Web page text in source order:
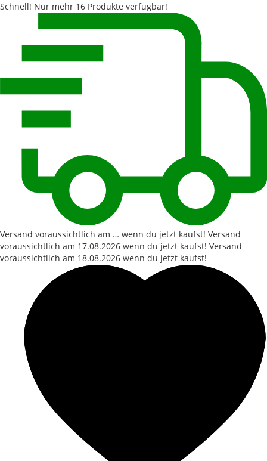
Schnell! Nur mehr 16 Produkte verfügbar!
Versand voraussichtlich am … wenn du jetzt kaufst! Versand
voraussichtlich am 17.08.2026 wenn du jetzt kaufst! Versand
voraussichtlich am 18.08.2026 wenn du jetzt kaufst!